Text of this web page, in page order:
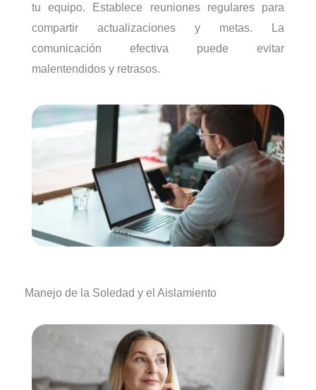
tu equipo. Establece reuniones regulares para
compartir actualizaciones y metas. La
comunicación efectiva puede evitar
malentendidos y retrasos.
Manejo de la Soledad y el Aislamiento